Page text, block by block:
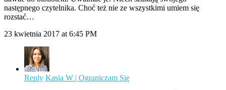
następnego czytelnika. Choć też nie ze wszystkimi umiem się
rozstać…
23 kwietnia 2017 at 6:45 PM
Reply Kasia W | Ograniczam Się